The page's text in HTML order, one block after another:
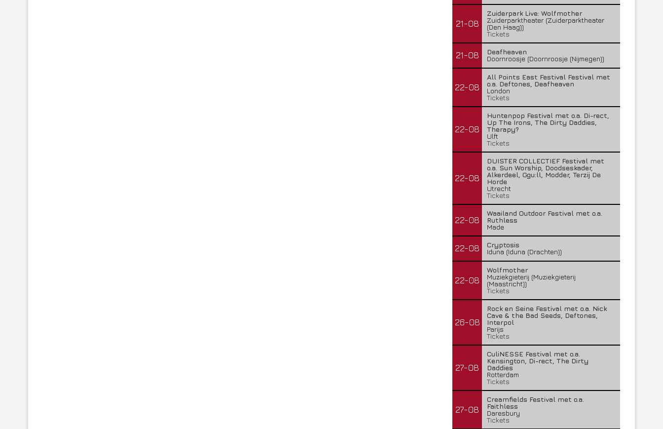
21-08
Zuiderpark Live: Wolfmother
Zuiderparktheater (Zuiderparktheater
(Den Haag))
Tickets
21-08
Deafheaven
Doornroosje (Doornroosje (Nijmegen))
22-08
All Points East Festival Festival met
o.a. Deftones, Deafheaven
London
Tickets
22-08
Huntenpop Festival met o.a. Di-rect,
Up The Irons, The Dirty Daddies,
Therapy?
Ulft
Tickets
22-08
DUISTER COLLECTIEF Festival met
o.a. Sun Worship, Doodseskader,
Alkerdeel, Ggu:ll, Modder, Terzij De
Horde
Utrecht
Tickets
22-08
Waailand Outdoor Festival met o.a.
Ruthless
Made
22-08
Cryptosis
Iduna (Iduna (Drachten))
22-08
Wolfmother
Muziekgieterij (Muziekgieterij
(Maastricht))
Tickets
26-08
Rock en Seine Festival met o.a. Nick
Cave & the Bad Seeds, Deftones,
Interpol
Parijs
Tickets
27-08
CuliNESSE Festival met o.a.
Kensington, Di-rect, The Dirty
Daddies
Rotterdam
Tickets
27-08
Creamfields Festival met o.a.
Faithless
Daresbury
Tickets